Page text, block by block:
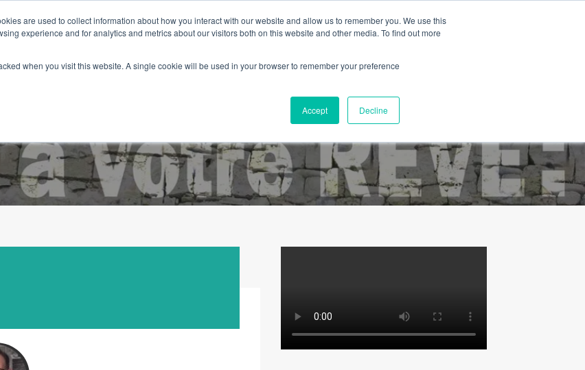
are used to collect information about how you interact with our website and allow us to remember you. We use this
experience and for analytics and metrics about our visitors both on this website and other media. To find out more
when you visit this website. A single cookie will be used in your browser to remember your preference
Accept Decline
Biens Les services Vivre au Portugal Blog Contact Nous connaître